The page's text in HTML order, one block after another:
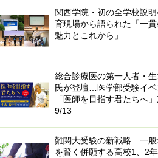
関西学院・初の全学校説
育現場から語られた「一
魅力とこれから」
総合診療医の第一人者・
氏が登壇…医学部受験イベ
「医師を目指す君たちへ
9/13
難関大受験の新戦略…一
を賢く併願する高校1、2